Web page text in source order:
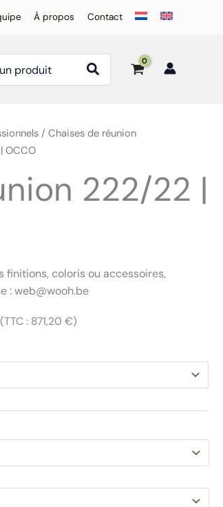
À propos Contact
/Chaises de réunion
OCCO
222/22 |
finitions, coloris ou accessoires,
: web@wooh.be
(TTC : 871,20€)